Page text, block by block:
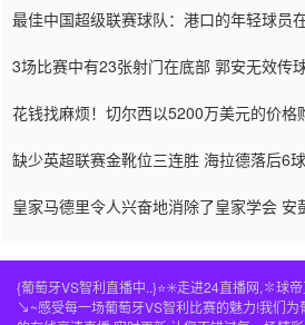
最佳中国超级联赛球队：港口的年轻球员
3场比赛中有23张射门在底部 郭安无效传
花钱找麻烦！切尔西以5200万美元的价格
缺少英超联赛金靴位三连胜 海拉德落后6
皇家马德里令人兴奋地消除了皇家学会 安
{葡萄牙VS智利直播中..}⭐️✳️走进24直播网,✽球
↘~感受每一场葡萄牙VS智利比赛的魅力!我们为